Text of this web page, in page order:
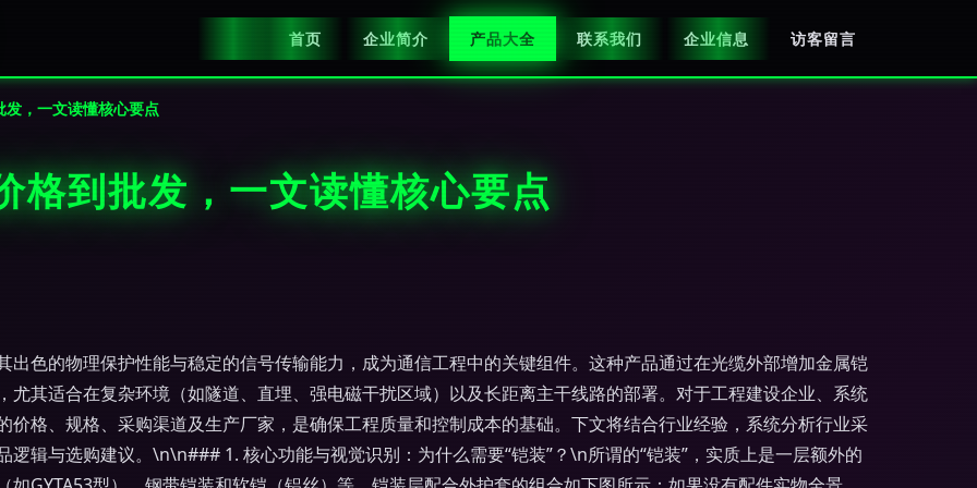
首页 企业简介 产品大全 联系我们 企业信息 访客留言
，一文读懂核心要点
格到批发，一文读懂核心要点
出色的物理保护性能与稳定的信号传输能力，成为通信工程中的关键组件。这种产品通过在光缆外部增加金属铠
其适合在复杂环境（如隧道、直埋、强电磁干扰区域）以及长距离主干线路的部署。对于工程建设企业、系统
格、规格、采购渠道及生产厂家，是确保工程质量和控制成本的基础。下文将结合行业经验，系统分析行业采
辑与选购建议。\n\n### 1. 核心功能与视觉识别：为什么需要“铠装”？\n所谓的“铠装”，实质上是一层额外的